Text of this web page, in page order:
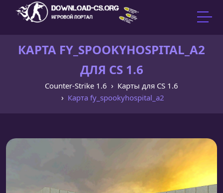
КАРТА FY_SPOOKYHOSPITAL_A2
ДЛЯ CS 1.6
Counter-Strike 1.6
Карты для CS 1.6
Карта fy_spookyhospital_a2